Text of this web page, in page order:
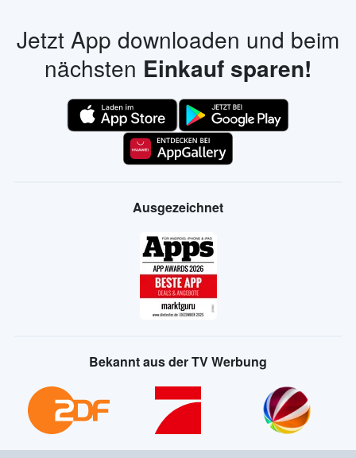
Jetzt App downloaden und beim
nächsten Einkauf sparen!
Ausgezeichnet
Bekannt aus der TV Werbung